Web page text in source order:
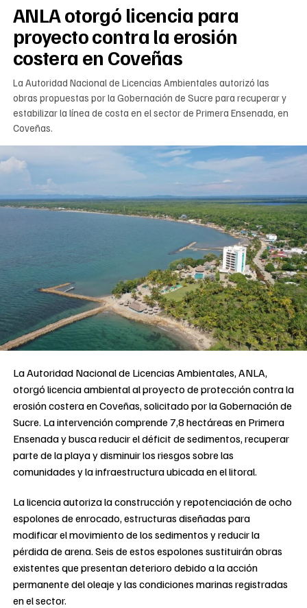
ANLA otorgó licencia para
proyecto contra la erosión
costera en Coveñas
La Autoridad Nacional de Licencias Ambientales autorizó las
obras propuestas por la Gobernación de Sucre para recuperar y
estabilizar la línea de costa en el sector de Primera Ensenada, en
Coveñas.
La Autoridad Nacional de Licencias Ambientales, ANLA,
otorgó licencia ambiental al proyecto de protección contra la
erosión costera en Coveñas, solicitado por la Gobernación de
Sucre. La intervención comprende 7,8 hectáreas en Primera
Ensenada y busca reducir el déficit de sedimentos, recuperar
parte de la playa y disminuir los riesgos sobre las
comunidades y la infraestructura ubicada en el litoral.
La licencia autoriza la construcción y repotenciación de ocho
espolones de enrocado, estructuras diseñadas para
modificar el movimiento de los sedimentos y reducir la
pérdida de arena. Seis de estos espolones sustituirán obras
existentes que presentan deterioro debido a la acción
permanente del oleaje y las condiciones marinas registradas
en el sector.